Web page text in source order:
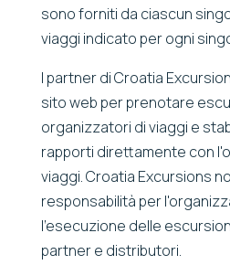
sono forniti da ciascun
viaggi indicato per ogni
I partner di Croatia
sito web per prenotare
organizzatori di viaggi e
rapporti direttamente con
viaggi. Croatia Excursions
responsabilità per
l'esecuzione delle
partner e distributori.